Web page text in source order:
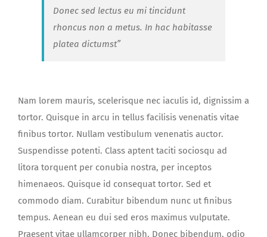
Donec sed lectus eu mi tincidunt
rhoncus non a metus. In hac habitasse
platea dictumst”
Nam lorem mauris, scelerisque nec iaculis id, dignissim a
tortor. Quisque in arcu in tellus facilisis venenatis vitae
finibus tortor. Nullam vestibulum venenatis auctor.
Suspendisse potenti. Class aptent taciti sociosqu ad
litora torquent per conubia nostra, per inceptos
himenaeos. Quisque id consequat tortor. Sed et
commodo diam. Curabitur bibendum nunc ut finibus
tempus. Aenean eu dui sed eros maximus vulputate.
Praesent vitae ullamcorper nibh. Donec bibendum, odio